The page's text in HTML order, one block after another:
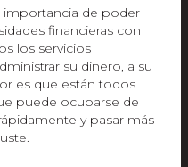
importancia de poder
financieras con
los servicios
su dinero, a su
es que están todos
puede ocuparse de
y pasar más